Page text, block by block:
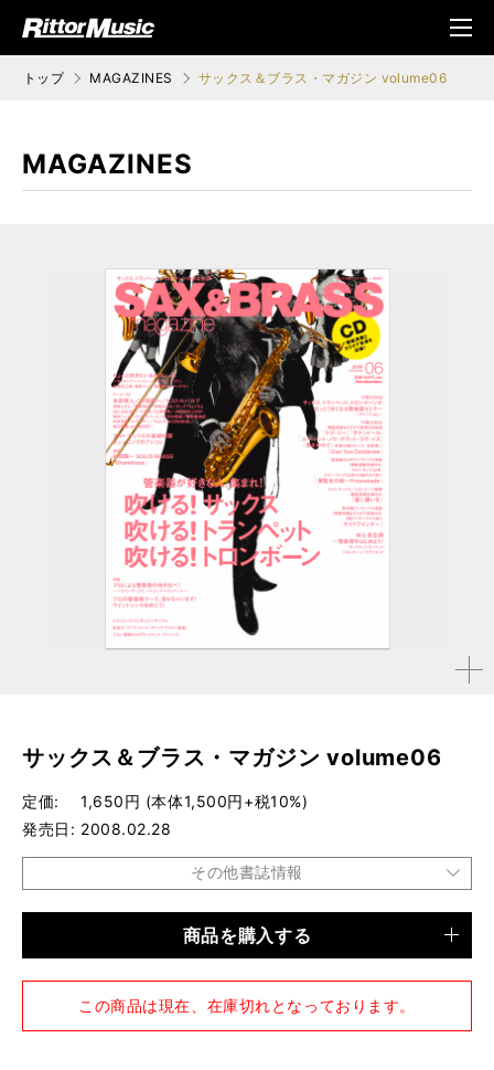
ジック (Rittor Musi
メニ
ュ
トップ MAGAZINES サックス＆ブラス・マガジン volume06
MAGAZINES
拡大す
サックス＆ブラス・マガジン volume06
定価
1,650円 (本体1,500円+税10%)
発売日
2008.02.28
その他書誌情報
仕様 A4変型判／196ページ／CD付き
商品を購入する
この商品は現在、在庫切れとなっております。